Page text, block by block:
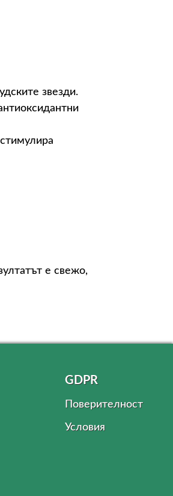
звезди.
е свежо,
GDPR
Поверителност
Условия